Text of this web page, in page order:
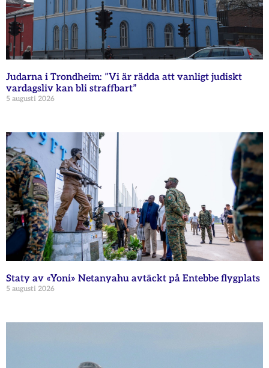
Judarna i Trondheim: ”Vi är rädda att vanligt judiskt
vardagsliv kan bli straffbart”
5 augusti 2026
Staty av «Yoni» Netanyahu avtäckt på Entebbe flygplats
5 augusti 2026